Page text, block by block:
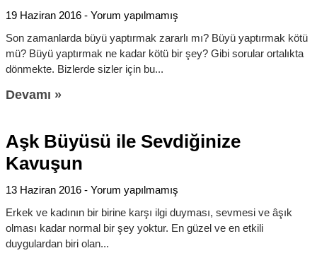
19 Haziran 2016
Yorum yapılmamış
Son zamanlarda büyü yaptırmak zararlı mı? Büyü yaptırmak kötü
mü? Büyü yaptırmak ne kadar kötü bir şey? Gibi sorular ortalıkta
dönmekte. Bizlerde sizler için bu
Devamı »
Aşk Büyüsü ile Sevdiğinize
Kavuşun
13 Haziran 2016
Yorum yapılmamış
Erkek ve kadının bir birine karşı ilgi duyması, sevmesi ve âşık
olması kadar normal bir şey yoktur. En güzel ve en etkili
duygulardan biri olan